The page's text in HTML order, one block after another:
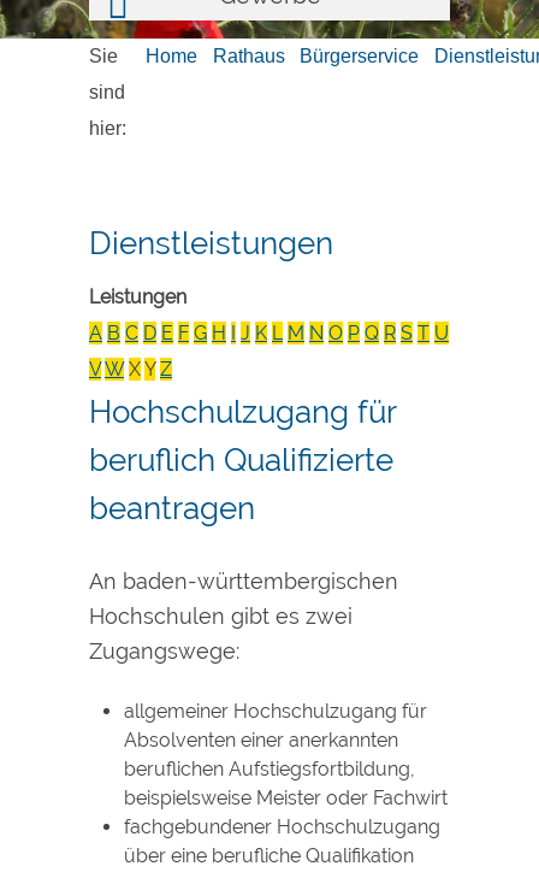
Sie
sind
hier:
Home Rathaus Bürgerservice
Dienstleistungen
Leistungen
A B C D E F G H I J K L M N O P Q R S T U
VW XY Z
Hochschulzugang für
beruflich Qualifizierte
beantragen
An baden-württembergischen
Hochschulen gibt es zwei
Zugangswege:
allgemeiner Hochschulzugang für
Absolventen einer anerkannten
beruflichen Aufstiegsfortbildung,
beispielsweise Meister oder Fachwirt
fachgebundener Hochschulzugang
über eine berufliche Qualifikation